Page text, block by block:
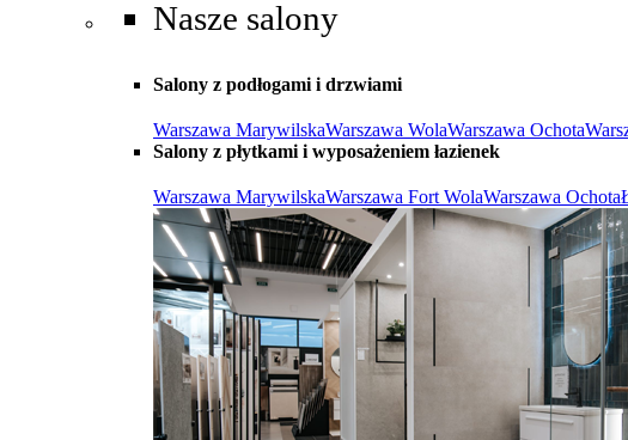
Nasze salony
Salony z podłogami i drzwiami
Warszawa MarywilskaWarszawa WolaWarszawa Ochota
Salony z płytkami i wyposażeniem łazienek
Warszawa MarywilskaWarszawa Fort WolaWarszawa Ochota